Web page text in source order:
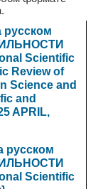
русском
Scientific
Review of
Science and
and
APRIL,
русском
Scientific